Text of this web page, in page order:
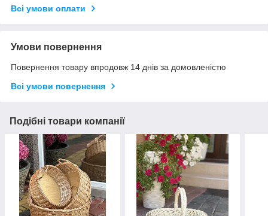
Всі умови оплати
Умови повернення
Повернення товару впродовж 14 днів за домовленістю
Всі умови повернення
Подібні товари компанії